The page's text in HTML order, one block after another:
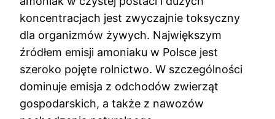
koncentracjach jest zwyczajnie toksyczny
dla organizmów żywych. Największym
źródłem emisji amoniaku w Polsce jest
szeroko pojęte rolnictwo. W szczególności
dominuje emisja z odchodów zwierząt
gospodarskich, a także z nawozów